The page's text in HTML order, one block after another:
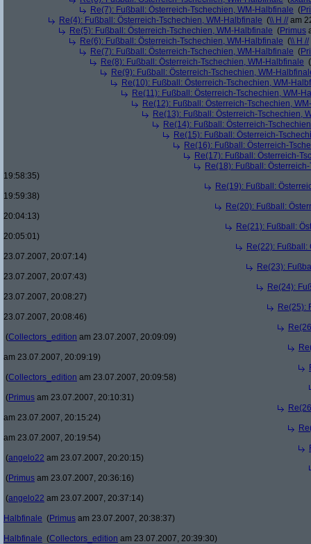
Re(7): Fußball: Österreich-Tschechien, WM-Halbfinale (
Re(4): Fußball: Österreich-Tschechien, WM-Halbfinale (\\ H // am
Re(5): Fußball: Österreich-Tschechien, WM-Halbfinale (Primus
Re(6): Fußball: Österreich-Tschechien, WM-Halbfinale (\\ H //
Re(7): Fußball: Österreich-Tschechien, WM-Halbfinale (
Re(8): Fußball: Österreich-Tschechien, WM-Halbfinale (
Re(9): Fußball: Österreich-Tschechien, WM-
Re(10): Fußball: Österreich-Tschechien, WM-
Re(11): Fußball: Österreich-Tschechien, WM-
Re(12): Fußball: Österreich-Tschechien,
Re(13): Fußball: Österreich-Tschechien,
Re(14): Fußball: Österreich-
Re(15): Fußball: Österreich-
Re(16): Fußball: Österreich-
Re(17): Fußball: Österreich-
Re(18): Fußball:
19:58:35)
Re(19): Fußball:
19:59:38)
Re(20): Fußball:
20:04:13)
Re(21): Fußball:
20:05:01)
Re(22): Fußball:
23.07.2007, 20:07:14)
Re(23):
23.07.2007, 20:07:43)
Re(24):
23.07.2007, 20:08:27)
Re(25):
23.07.2007, 20:08:46)
(Collectors_edition am 23.07.2007, 20:09:09)
am 23.07.2007, 20:09:19)
(Collectors_edition am 23.07.2007, 20:09:58)
(Primus am 23.07.2007, 20:10:31)
am 23.07.2007, 20:15:24)
am 23.07.2007, 20:19:54)
(angelo22 am 23.07.2007, 20:20:15)
(Primus am 23.07.2007, 20:36:16)
(angelo22 am 23.07.2007, 20:37:14)
Halbfinale (Primus am 23.07.2007, 20:38:37)
Halbfinale (Collectors_edition am 23.07.2007, 20:39:30)